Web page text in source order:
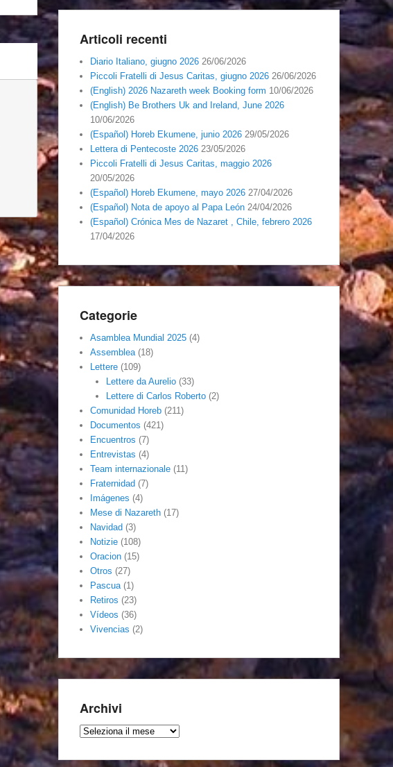
Articoli recenti
Diario Italiano, giugno 2026 26/06/2026
Piccoli Fratelli di Jesus Caritas, giugno 2026 26/06/2026
(English) 2026 Nazareth week Booking form 10/06/2026
(English) Be Brothers Uk and Ireland, June 2026
10/06/2026
(Español) Horeb Ekumene, junio 2026 29/05/2026
Lettera di Pentecoste 2026 23/05/2026
Piccoli Fratelli di Jesus Caritas, maggio 2026
20/05/2026
(Español) Horeb Ekumene, mayo 2026 27/04/2026
(Español) Nota de apoyo al Papa León 24/04/2026
(Español) Crónica Mes de Nazaret , Chile, febrero 2026
17/04/2026
Categorie
Asamblea Mundial 2025 (4)
Assemblea(18)
Lettere (109)
Lettere da Aurelio(33)
Lettere di Carlos Roberto(2)
Comunidad Horeb (211)
Documentos (421)
Encuentros (7)
Entrevistas (4)
Team internazionale (11)
Fraternidad (7)
Imágenes (4)
Mese di Nazareth (17)
Navidad (3)
Notizie (108)
Oracion (15)
Otros (27)
Pascua(1)
Retiros (23)
Vídeos (36)
Vivencias (2)
Archivi
Archivi